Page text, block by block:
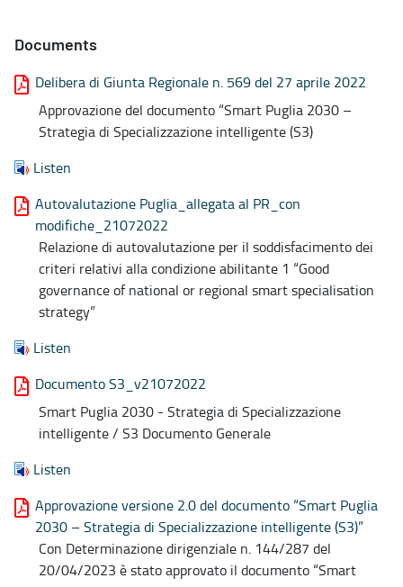
Documents
Delibera di Giunta Regionale n. 569 del 27 aprile 2022
Approvazione del documento “Smart Puglia 2030 –
Strategia di Specializzazione intelligente (S3)
Listen
Autovalutazione Puglia_allegata al PR_con
modifiche_21072022
Relazione di autovalutazione per il soddisfacimento dei
criteri relativi alla condizione abilitante 1 “Good
governance of national or regional smart specialisation
strategy”
Listen
Documento S3_v21072022
Smart Puglia 2030 - Strategia di Specializzazione
intelligente / S3 Documento Generale
Listen
Approvazione versione 2.0 del documento “Smart Puglia
2030 – Strategia di Specializzazione intelligente (S3)”
Con Determinazione dirigenziale n. 144/287 del
20/04/2023 è stato approvato il documento “Smart